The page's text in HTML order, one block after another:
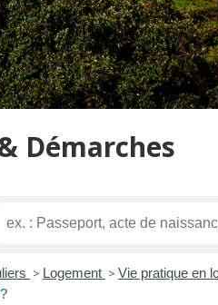
Démarches
> Logement > Vie pratique en